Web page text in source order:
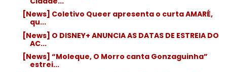
[News] Coletivo Queer apresenta o curta AMARÉ,
qu...
[News] O DISNEY+ ANUNCIA AS DATAS DE ESTREIA DO
AC...
[News] “Moleque, O Morro canta Gonzaguinha”
estrei...